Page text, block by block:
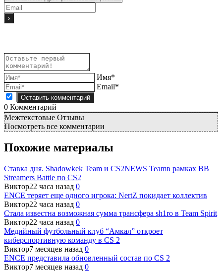
Имя*
Email*
0 Комментарий
Межтекстовые Отзывы
Посмотреть все комментарии
Похожие материалы
Ставка дня. Shadowkek Team и CS2NEWS Teamв рамках BB
Streamers Battle по CS2
Виктор22 часа назад 0
ENCE теряет еще одного игрока: NertZ покидает коллектив
Виктор22 часа назад 0
Стала известна возможная сумма трансфера sh1ro в Team Spirit
Виктор22 часа назад 0
Медийный футбольный клуб “Амкал” откроет
киберспортивную команду в CS 2
Виктор7 месяцев назад 0
ENCE представила обновленный состав по CS 2
Виктор7 месяцев назад 0